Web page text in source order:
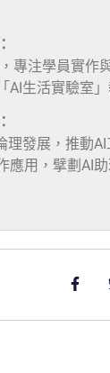
專注學員實作
AI生活實驗室」
理發展，推動AI
應用，擘劃AI